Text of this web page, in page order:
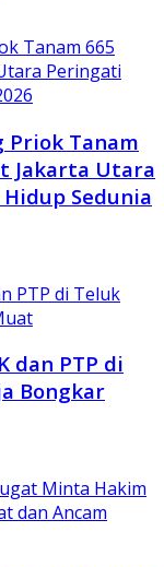
Priok Tanam
Jakarta Utara
Sedunia
dan PTP di
Bongkar